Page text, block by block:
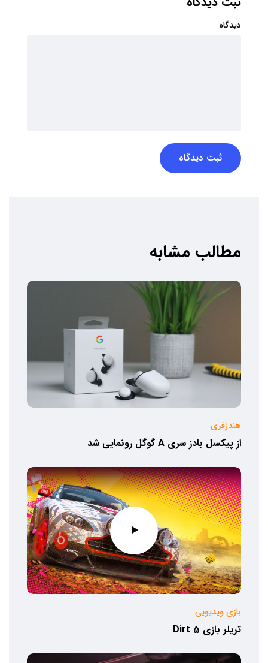
دیدگاه
ثبت دیدگاه
مطالب مشابه
هندزفری
از پیکسل بادز سری A گوگل رونمایی شد
بازی ویدیویی
تریلر بازی Dirt 5